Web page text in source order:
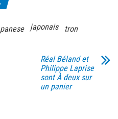
japonais tron
Réal Béland et
Philippe Laprise
sont À deux sur
un panier